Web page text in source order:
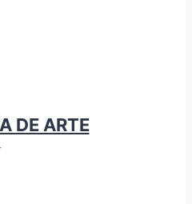
DE ARTE